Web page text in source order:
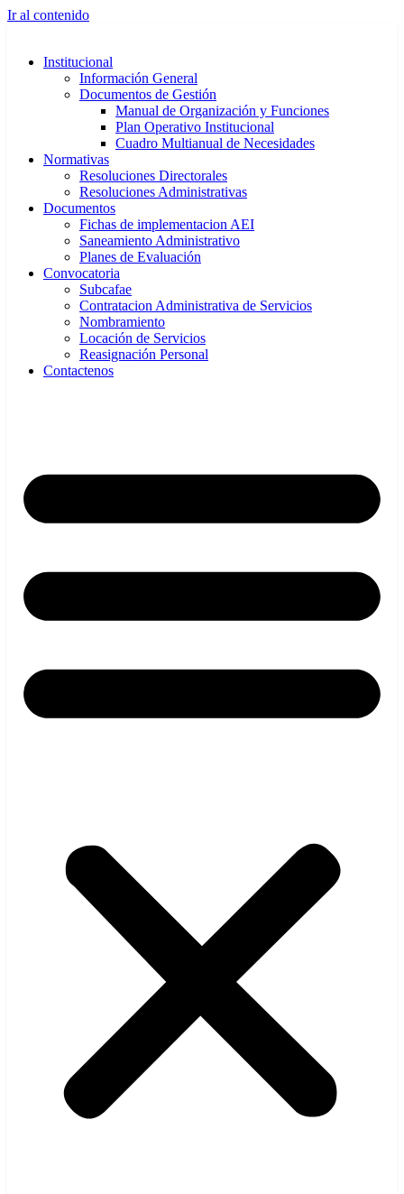
Ir al contenido
Institucional
Información General
Documentos de Gestión
Manual de Organización y Funciones
Plan Operativo Institucional
Cuadro Multianual de Necesidades
Normativas
Resoluciones Directorales
Resoluciones Administrativas
Documentos
Fichas de implementacion AEI
Saneamiento Administrativo
Planes de Evaluación
Convocatoria
Subcafae
Contratacion Administrativa de Servicios
Nombramiento
Locación de Servicios
Reasignación Personal
Contactenos